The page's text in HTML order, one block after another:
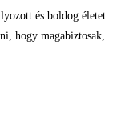
és boldog életet
hogy magabiztosak,